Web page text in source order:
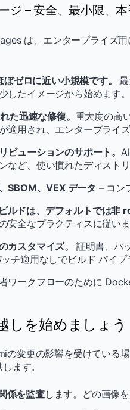
ジ – 安全、最小限、
は、エンタープライズ
ぼゼロに近い小規模です。
したイメージから始めます。
た迅速な修復。 重大度の高
適用され、エンタープライ
ビューションのサポート。
など、使い慣れたディスト
SBOM、VEX データ – コン
ルドは、デフォルトでは非
安全なプラクティスに従いま
カスタマイズ。 証明書、パ
チ適用なしでビルド パイプ
ワークフローのために
しを始めましょう
の変更の影響を受けている
ます。
係を監査します。どの画像